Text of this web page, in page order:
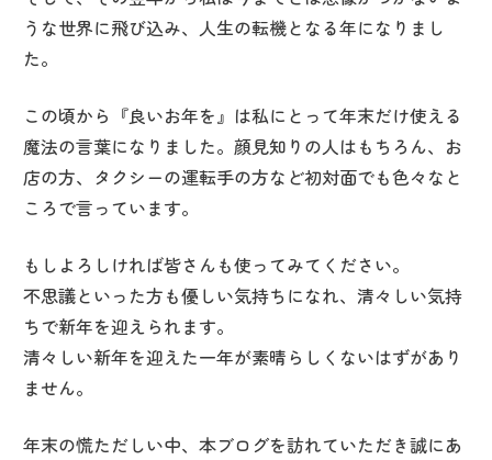
うな世界に飛び込み、人生の転機となる年になりまし
た。
この頃から『良いお年を』は私にとって年末だけ使える
魔法の言葉になりました。顔見知りの人はもちろん、お
店の方、タクシーの運転手の方など初対面でも色々なと
ころで言っています。
もしよろしければ皆さんも使ってみてください。
不思議といった方も優しい気持ちになれ、清々しい気持
ちで新年を迎えられます。
清々しい新年を迎えた一年が素晴らしくないはずがあり
ません。
年末の慌ただしい中、本ブログを訪れていただき誠にあ